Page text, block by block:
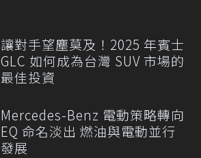
讓對手望塵莫及！2025 年賓士
GLC 如何成為台灣 SUV 市場的
最佳投資
Mercedes-Benz 電動策略轉向
EQ 命名淡出 燃油與電動並行
發展